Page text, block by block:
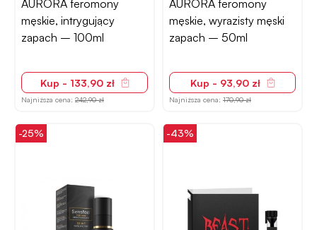
AURORA feromony
męskie, intrygujący
zapach – 100ml
Kup - 133,90 zł
Najniższa cena: 242,90 zł
AURORA feromony
męskie, wyrazisty męski
zapach – 50ml
Kup - 93,90 zł
Najniższa cena: 170,90 zł
-25% -43%